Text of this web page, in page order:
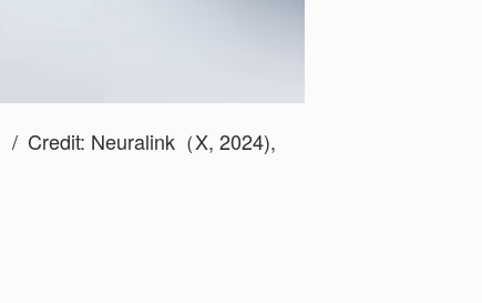
Credit: Neuralink（X, 2024),